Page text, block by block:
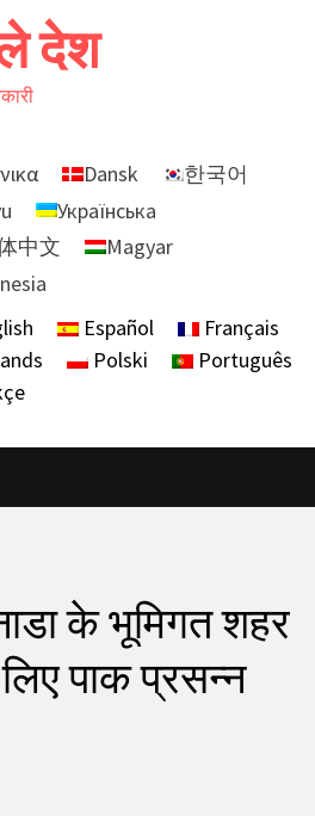
देश
Dansk
한국어
Українська
中文
Magyar
Español
Français
Polski
Português
के भूमिगत शहर
पाक प्रसन्न